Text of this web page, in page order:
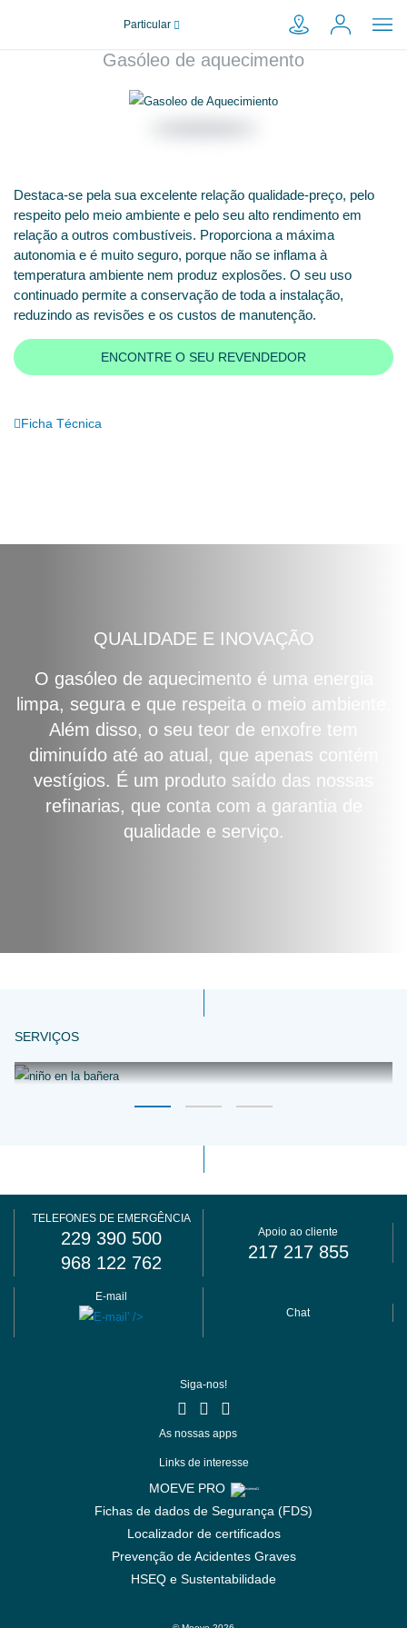
Particular
Distribuidor
Transportador
Gasóleo de aquecimento
Destaca-se pela sua excelente relação qualidade-preço, pelo
respeito pelo meio ambiente e pelo seu alto rendimento em
relação a outros combustíveis. Proporciona a máxima
autonomia e é muito seguro, porque não se inflama à
temperatura ambiente nem produz explosões. O seu uso
continuado permite a conservação de toda a instalação,
reduzindo as revisões e os custos de manutenção.
ENCONTRE O SEU REVENDEDOR
Ficha Técnica
QUALIDADE E INOVAÇÃO
O gasóleo de aquecimento é uma energia
limpa, segura e que respeita o meio ambiente.
Além disso, o seu teor de enxofre tem
diminuído até ao atual, que apenas contém
vestígios. É um produto saído das nossas
refinarias, que conta com a garantia de
qualidade e serviço.
SERVIÇOS
TELEFONES DE EMERGÊNCIA
229 390 500
968 122 762
E-mail
Chat
Apoio ao cliente
217 217 855
Links de interesse
MOEVE PRO
Fichas de dados de Segurança (FDS)
Localizador de certificados
Prevenção de Acidentes Graves
HSEQ e Sustentabilidade
As nossas apps
Siga-nos!